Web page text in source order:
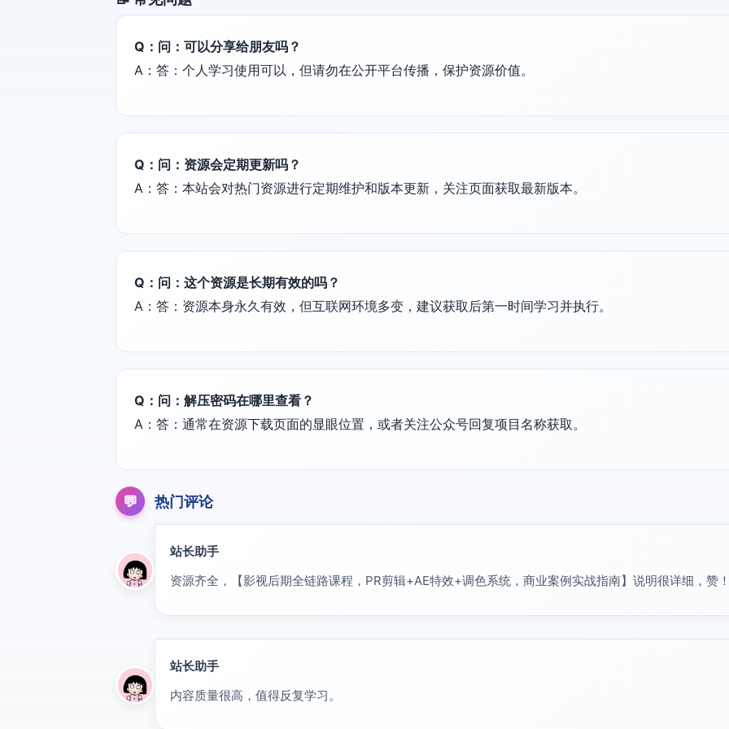
Q：问：可以分享给朋友吗？
A：答：个人学习使用可以，但请勿在公开平台传播，保护资源价值。
Q：问：资源会定期更新吗？
A：答：本站会对热门资源进行定期维护和版本更新，关注页面获取最新版本。
Q：问：这个资源是长期有效的吗？
A：答：资源本身永久有效，但互联网环境多变，建议获取后第一时间学习并执行。
Q：问：解压密码在哪里查看？
A：答：通常在资源下载页面的显眼位置，或者关注公众号回复项目名称获取。
💬 热门评论
站长助手
资源齐全，【影视后期全链路课程，PR剪辑+AE特效+调色系统，商业案例实战指南】说明很详细，赞
站长助手
内容质量很高，值得反复学习。